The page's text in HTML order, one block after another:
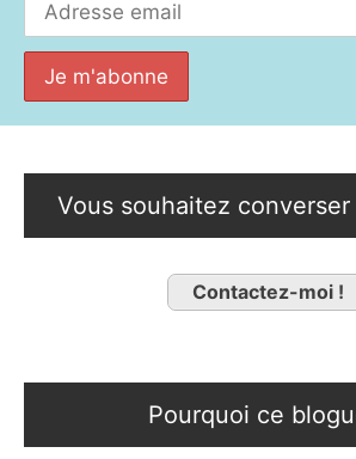
Vous souhaitez converser
Contactez-moi !
Pourquoi ce